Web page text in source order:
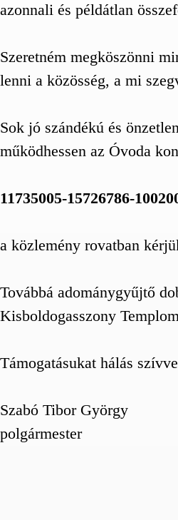
azonnali és példátlan
Szeretném megköszönni
lenni a közösség, a mi
Sok jó szándékú és
működhessen az Óvoda
11735005-15726786-
a közlemény rovatban
Továbbá adománygyűjtő
Kisboldogasszony
Támogatásukat hálás
Szabó Tibor György
polgármester